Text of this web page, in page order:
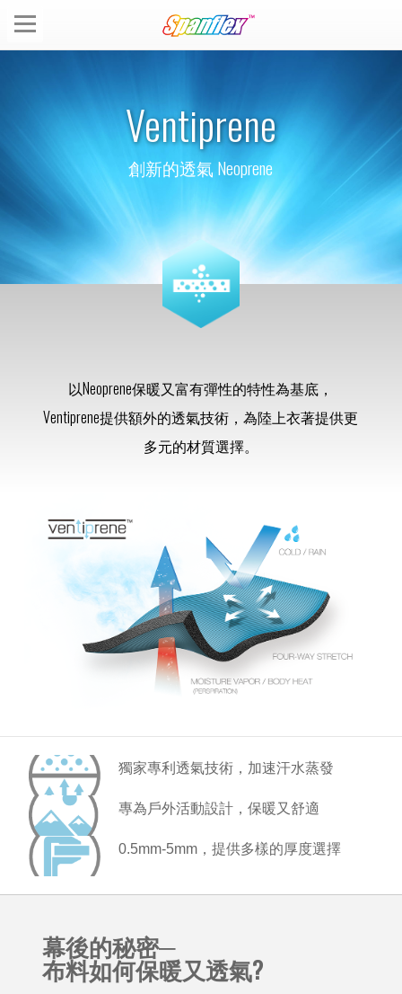
Ventiprene
創新的透氣 Neoprene
以Neoprene保暖又富有彈性的特性為基底，
Ventiprene提供額外的透氣技術，為陸上衣著提供更
多元的材質選擇。
獨家專利透氣技術，加速汗水蒸發
專為戶外活動設計，保暖又舒適
0.5mm-5mm，提供多樣的厚度選擇
幕後的秘密─
布料如何保暖又透氣?